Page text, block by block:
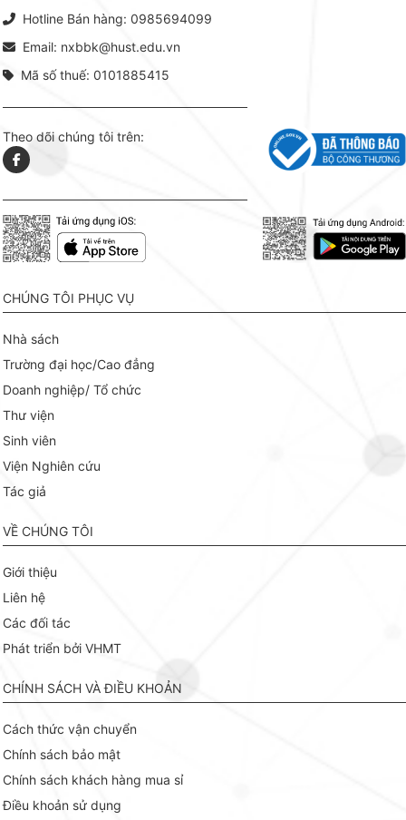
Hotline Bán hàng: 0985694099
Email: nxbbk@hust.edu.vn
Mã số thuế: 0101885415
Theo dõi chúng tôi trên:
CHÚNG TÔI PHỤC VỤ
Nhà sách
Trường đại học/Cao đẳng
Doanh nghiệp/ Tổ chức
Thư viện
Sinh viên
Viện Nghiên cứu
Tác giả
VỀ CHÚNG TÔI
Giới thiệu
Liên hệ
Các đối tác
Phát triển bởi VHMT
CHÍNH SÁCH VÀ ĐIỀU KHOẢN
Cách thức vận chuyển
Chính sách bảo mật
Chính sách khách hàng mua sỉ
Điều khoản sử dụng